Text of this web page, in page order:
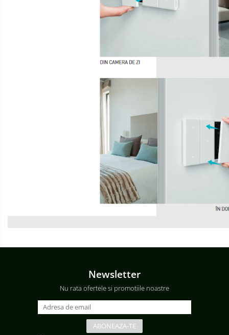
Newsletter
Nu rata ofertele si promotiile noastre